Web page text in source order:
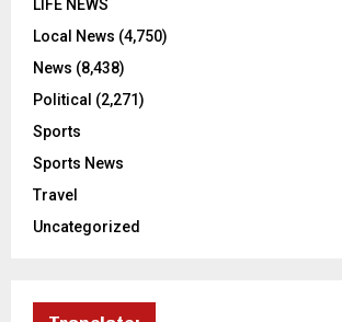
LIFE NEWS
Local News (4,750)
News (8,438)
Political (2,271)
Sports
Sports News
Travel
Uncategorized